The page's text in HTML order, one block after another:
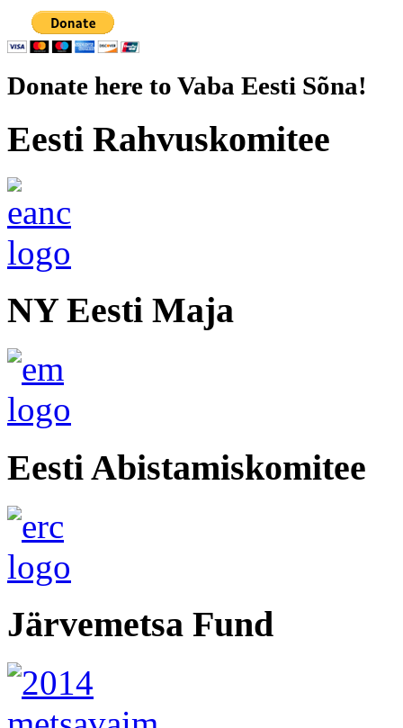
Donate here to Vaba Eesti Sõna!
Eesti Rahvuskomitee
NY Eesti Maja
Eesti Abistamiskomitee
Järvemetsa Fund